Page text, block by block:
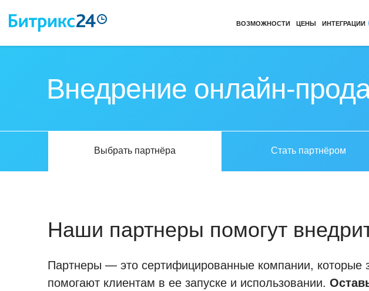
ВОЗМОЖНОСТИ ЦЕНЫ ИНТЕГРАЦИИ
Внедрение онлайн-
Выбрать партнёра Стать партнёром
Наши партнеры помогут
Партнеры — это сертифицированные компании, которые
помогают клиентам в ее запуске и использовании.